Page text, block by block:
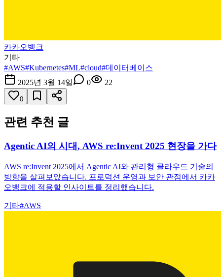
카카오뱅크
기타
#AWS#Kubernetes#ML#cloud#데이터베이스
2025년 3월 14일
0 22
0
관련 추천 글
Agentic AI의 시대, AWS re:Invent 2025 현장을 가다
AWS re:Invent 2025에서 Agentic AI와 관리형 클라우드 기술의
방향을 살펴보았습니다. 프로덕션 운영과 보안 관점에서 카카
오뱅크에 적용할 인사이트를 정리했습니다.
기타#AWS